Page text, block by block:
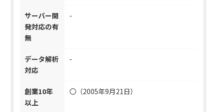
サーバー開
発対応の有
無
-
データ解析
対応
-
創業10年
以上
〇（2005年9月21日）